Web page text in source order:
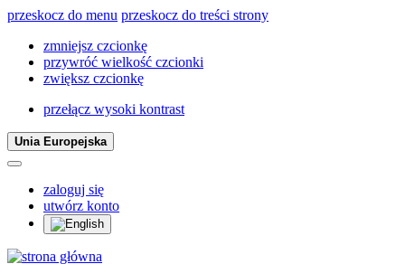
przeskocz do menu przeskocz do treści strony
zmniejsz czcionkę
przywróć wielkość czcionki
zwiększ czcionkę
przełącz wysoki kontrast
Unia Europejska
zaloguj się
utwórz konto